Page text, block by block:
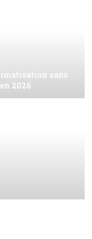
sans
2026